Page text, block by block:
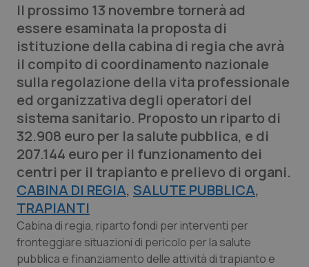
QS Pro
Professionisti Sanitari.AI
Abruzzo
Basilicata
Calabria
Campania
Emilia-Romagna
QS Pro Gold
Artrite & artrosi
Asma & BPCO
Car-T
Colesterolo & coronaropatie
QS Club Newsletter
Il prossimo 13 novembre tornerà ad
essere esaminata la proposta di
istituzione della cabina di regia che avrà
il compito di coordinamento nazionale
sulla regolazione della vita professionale
ed organizzativa degli operatori del
sistema sanitario. Proposto un riparto di
32.908 euro per la salute pubblica, e di
207.144 euro per il funzionamento dei
centri per il trapianto e prelievo di organi.
CABINA DI REGIA, SALUTE PUBBLICA,
TRAPIANTI
Cabina di regia, riparto fondi per interventi per
fronteggiare situazioni di pericolo per la salute
pubblica e finanziamento delle attività di trapianto e